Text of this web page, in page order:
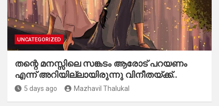
UNCATEGORIZED
തന്റെ മനസ്സിലെ സങ്കടം ആരോട് പറയണം
എന്ന് അറിയില്ലായിരുന്നു വിനീതയ്ക്ക്..
5 days ago Mazhavil Thalukal